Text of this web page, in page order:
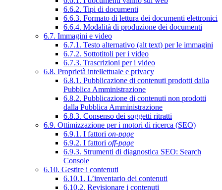
6.6.2. Tipi di documenti
6.6.3. Formato di lettura dei documenti elettronici
6.6.4. Modalità di produzione dei documenti
6.7. Immagini e video
6.7.1. Testo alternativo (alt text) per le immagini
6.7.2. Sottotitoli per i video
6.7.3. Trascrizioni per i video
6.8. Proprietà intellettuale e privacy
6.8.1. Pubblicazione di contenuti prodotti dalla
Pubblica Amministrazione
6.8.2. Pubblicazione di contenuti non prodotti
dalla Pubblica Amministrazione
6.8.3. Consenso dei soggetti ritratti
6.9. Ottimizzazione per i motori di ricerca (SEO)
6.9.1. I fattori on-page
6.9.2. I fattori off-page
6.9.3. Strumenti di diagnostica SEO: Search
Console
6.10. Gestire i contenuti
6.10.1. L’inventario dei contenuti
6.10.2. Revisionare i contenuti